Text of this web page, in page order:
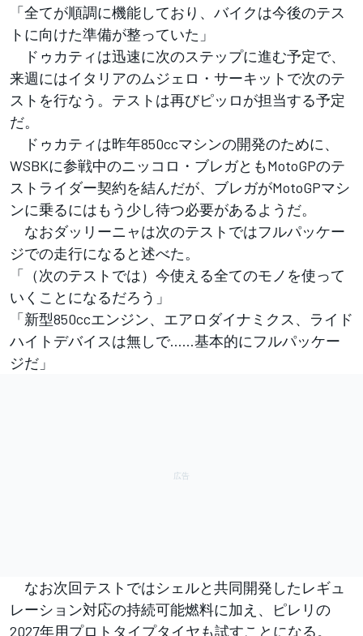
「全てが順調に機能しており、バイクは今後のテス
トに向けた準備が整っていた」
ドゥカティは迅速に次のステップに進む予定で、
来週にはイタリアのムジェロ・サーキットで次のテ
ストを行なう。テストは再びピッロが担当する予定
だ。
ドゥカティは昨年850ccマシンの開発のために、
WSBKに参戦中のニッコロ・ブレガともMotoGPのテ
ストライダー契約を結んだが、ブレガがMotoGPマシ
ンに乗るにはもう少し待つ必要があるようだ。
なおダッリーニャは次のテストではフルパッケー
ジでの走行になると述べた。
「（次のテストでは）今使える全てのモノを使って
いくことになるだろう」
「新型850ccエンジン、エアロダイナミクス、ライド
ハイトデバイスは無しで……基本的にフルパッケー
ジだ」
なお次回テストではシェルと共同開発したレギュ
レーション対応の持続可能燃料に加え、ピレリの
2027年用プロトタイプタイヤも試すことになる。